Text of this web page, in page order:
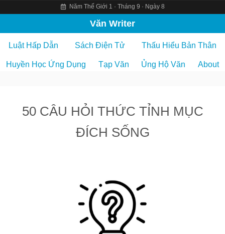
Năm Thế Giới 1 · Tháng 9 · Ngày 8
k
Văn Writer
Luật Hấp Dẫn Sách Điện Tử Thấu Hiểu Bản Thân
Huyền Học Ứng Dụng Tạp Văn Ủng Hộ Văn About
50 CÂU HỎI THỨC TỈNH MỤC
ĐÍCH SỐNG